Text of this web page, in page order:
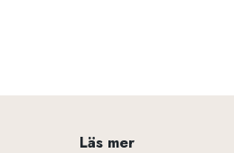
Läs mer